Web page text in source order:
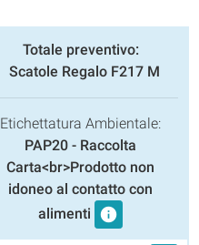
Totale preventivo:
Scatole Regalo F217 M
Etichettatura Ambientale:
PAP20 - Raccolta
Carta<br>Prodotto non
idoneo al contatto con
alimenti info